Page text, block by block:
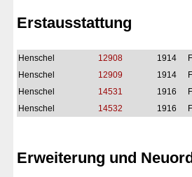
Erstausstattung
Henschel 12908 1914
Henschel
12909 1914
Henschel
14531 1916
Henschel
14532 1916
Erweiterung und